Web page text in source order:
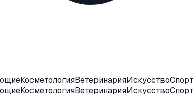
КосметологияВетеринарияИскусствоСпорт
КосметологияВетеринарияИскусствоСпорт